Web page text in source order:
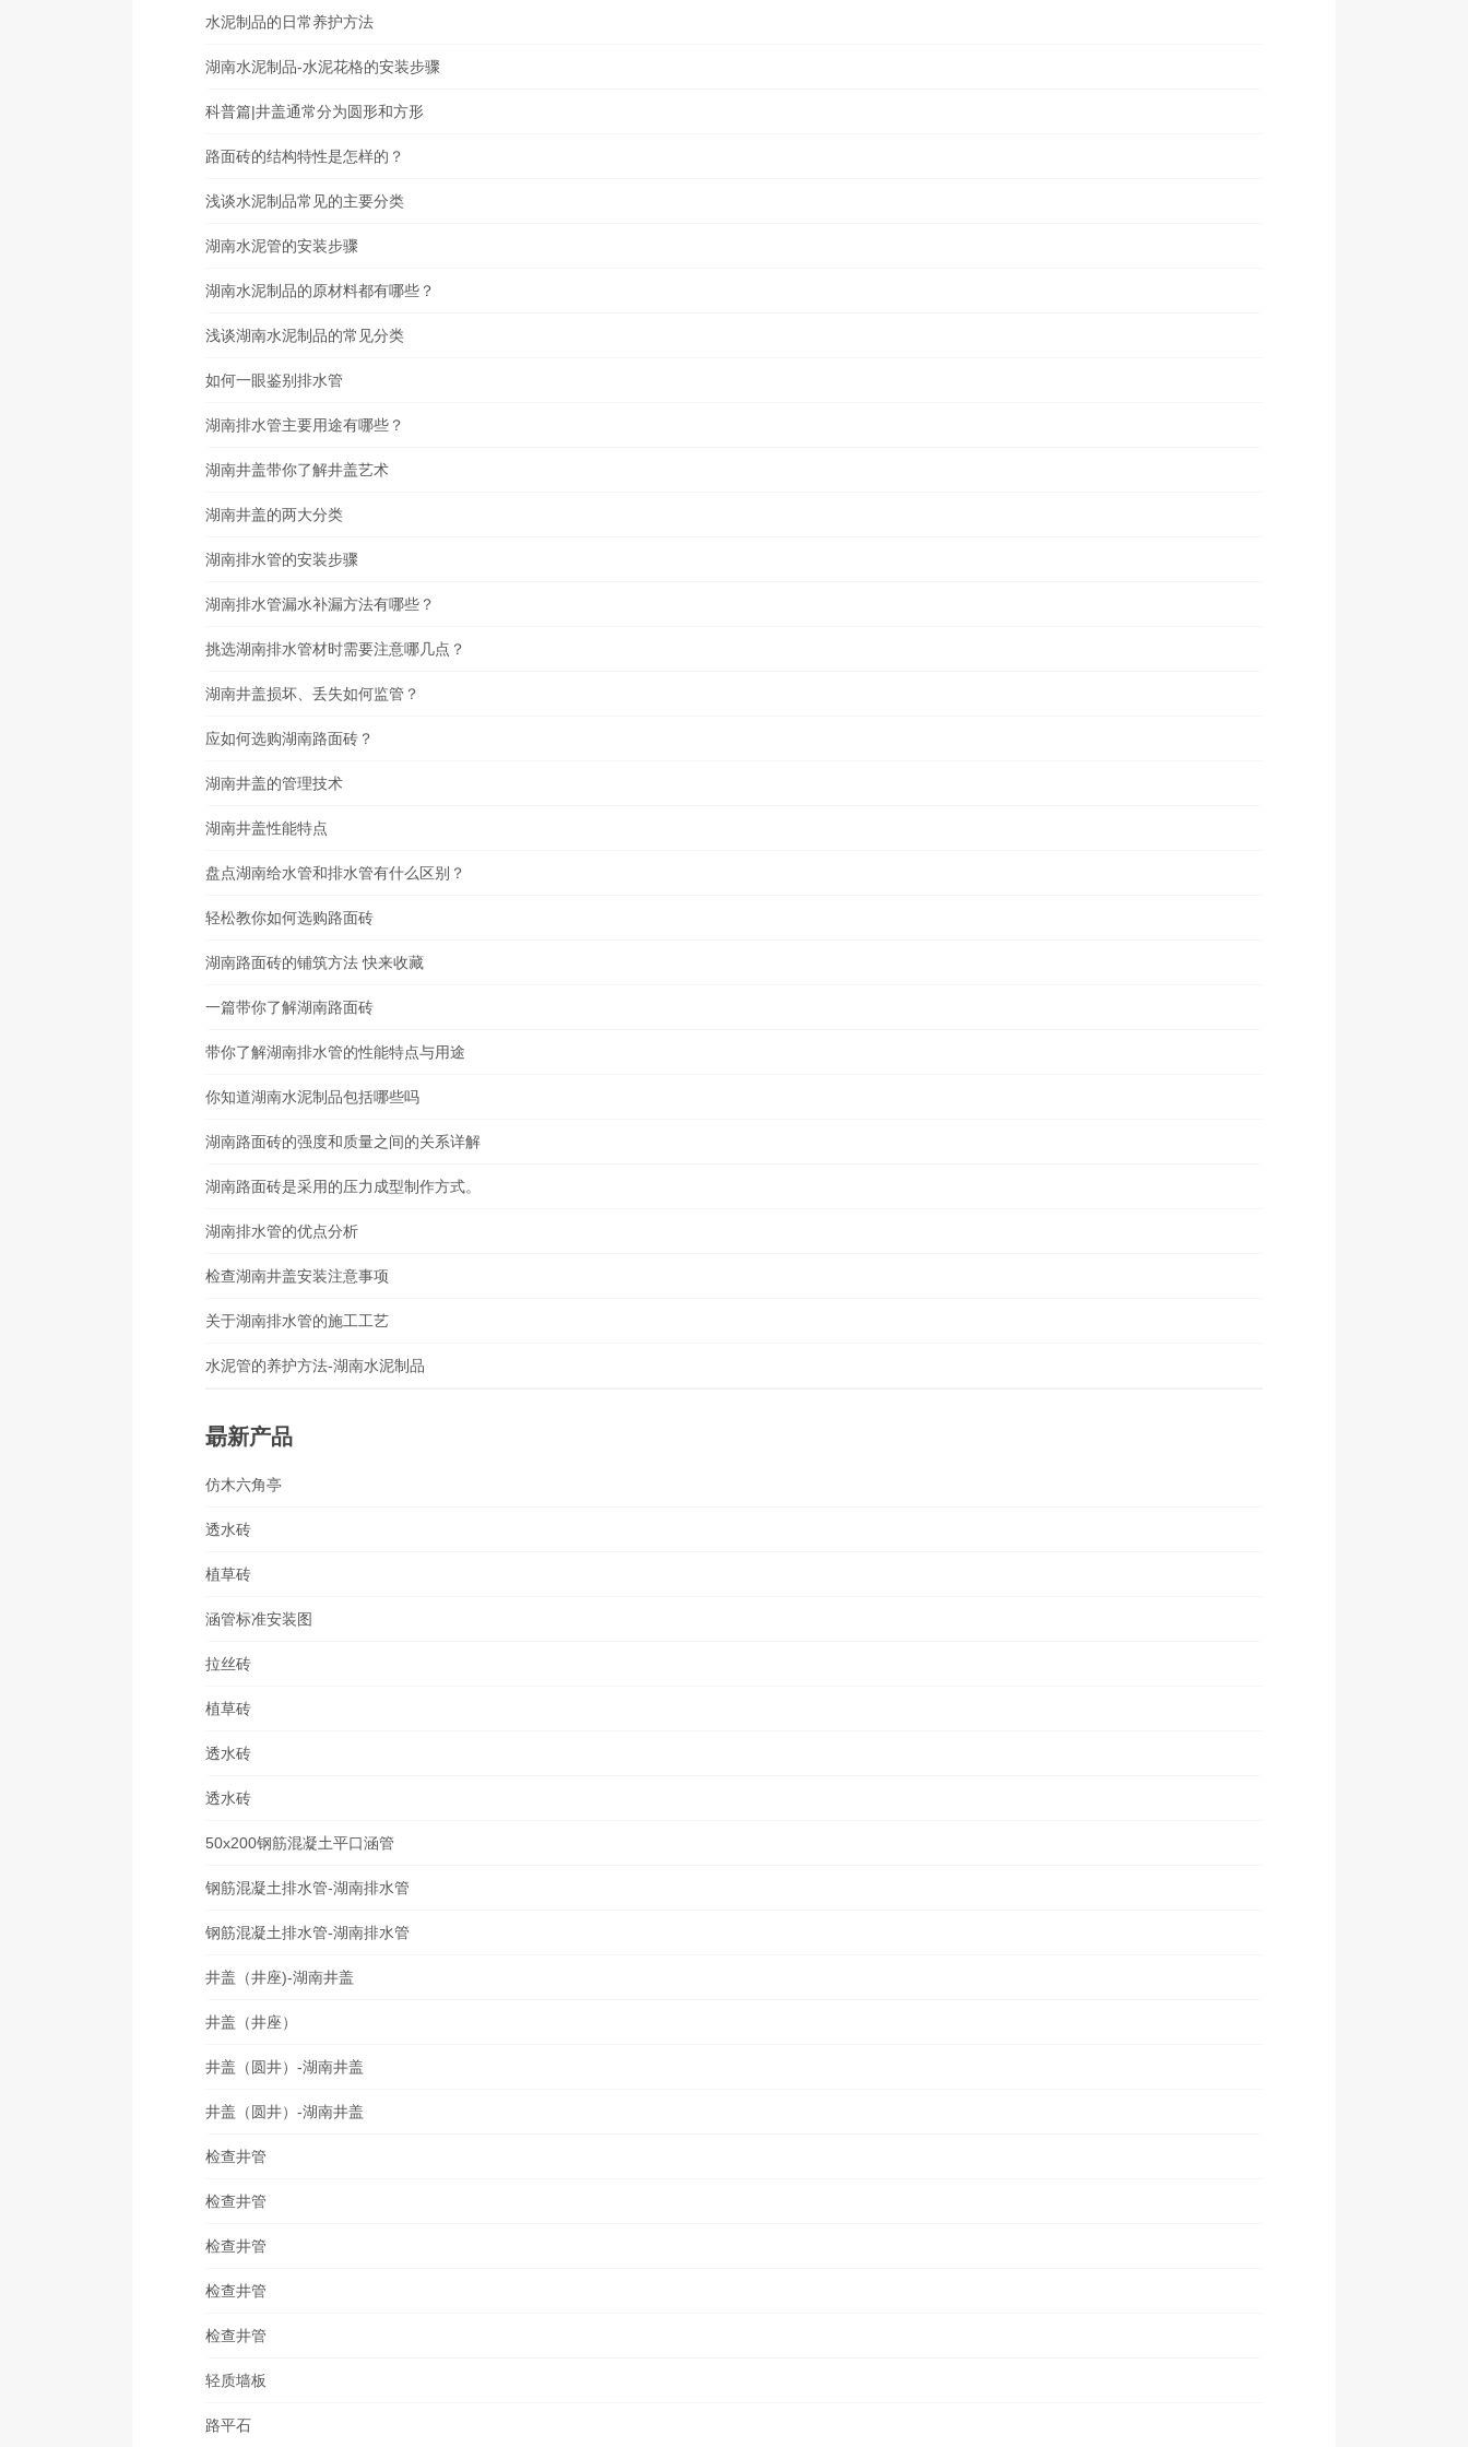
水泥制品的日常养护方法
湖南水泥制品-水泥花格的安装步骤
科普篇|井盖通常分为圆形和方形
路面砖的结构特性是怎样的？
浅谈水泥制品常见的主要分类
湖南水泥管的安装步骤
湖南水泥制品的原材料都有哪些？
浅谈湖南水泥制品的常见分类
如何一眼鉴别排水管
湖南排水管主要用途有哪些？
湖南井盖带你了解井盖艺术
湖南井盖的两大分类
湖南排水管的安装步骤
湖南排水管漏水补漏方法有哪些？
挑选湖南排水管材时需要注意哪几点？
湖南井盖损坏、丢失如何监管？
应如何选购湖南路面砖？
湖南井盖的管理技术
湖南井盖性能特点
盘点湖南给水管和排水管有什么区别？
轻松教你如何选购路面砖
湖南路面砖的铺筑方法 快来收藏
一篇带你了解湖南路面砖
带你了解湖南排水管的性能特点与用途
你知道湖南水泥制品包括哪些吗
湖南路面砖的强度和质量之间的关系详解
湖南路面砖是采用的压力成型制作方式。
湖南排水管的优点分析
检查湖南井盖安装注意事项
关于湖南排水管的施工工艺
水泥管的养护方法-湖南水泥制品
朂新产品
仿木六角亭
透水砖
植草砖
涵管标准安装图
拉丝砖
植草砖
透水砖
透水砖
50x200钢筋混凝土平口涵管
钢筋混凝土排水管-湖南排水管
钢筋混凝土排水管-湖南排水管
井盖（井座)-湖南井盖
井盖（井座）
井盖（圆井）-湖南井盖
井盖（圆井）-湖南井盖
检查井管
检查井管
检查井管
检查井管
检查井管
轻质墙板
路平石